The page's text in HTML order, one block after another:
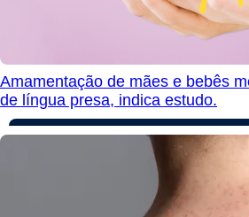
Amamentação de mães e bebês
de língua presa, indica estudo.